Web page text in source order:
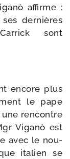
affirme :
der­nières
sont
encore plus
le pape
une ren­contre
Viganò est
avec le nou­
ita­lien se